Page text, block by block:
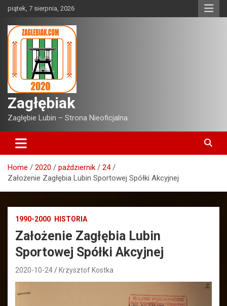
Skip
content
piątek, 7 sierpnia, 2026
Zagłębiak
Zagłębie Lubin – Strona Nieoficjalna
Home 2020 październik
24
Założenie Zagłębia Lubin Sportowej Spółki Akcyjnej
1990-2000 HISTORIA
Założenie Zagłębia Lubin
Sportowej Spółki Akcyjnej
2020-10-24 Krzysztof Kostka